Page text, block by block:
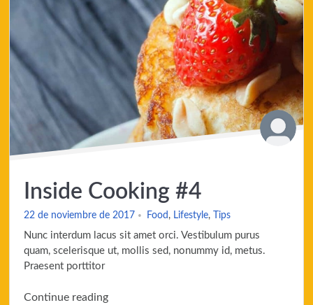
Inside Cooking #4
22 de noviembre de 2017 Food , Lifestyle,
Tips
Nunc interdum lacus sit amet orci. Vestibulum purus
quam, scelerisque ut, mollis sed, nonummy id, metus.
Praesent porttitor
Continue reading"Inside Cooking #4"